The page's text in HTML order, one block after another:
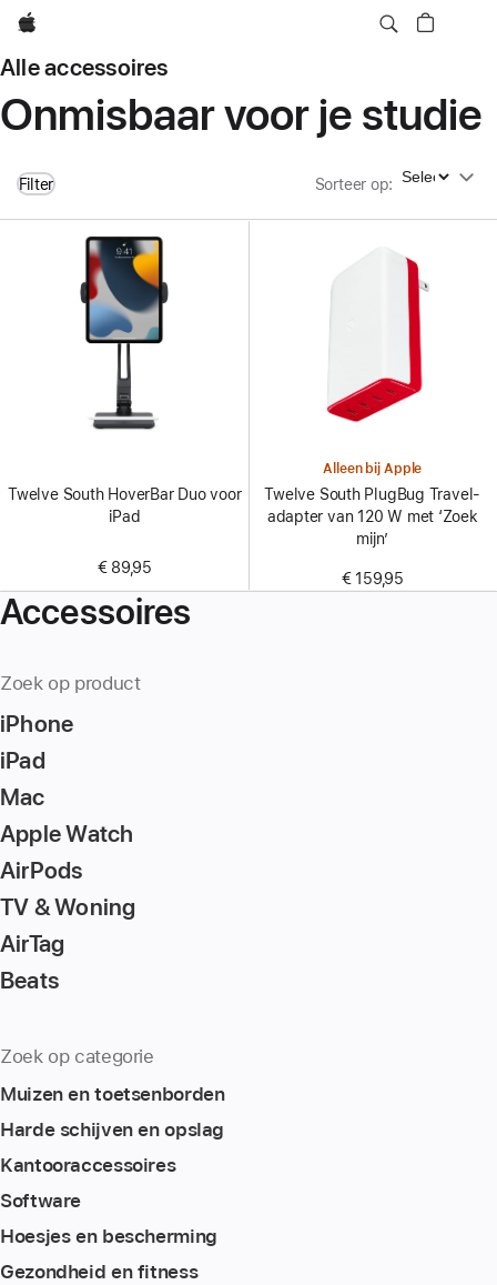
Apple
Alle accessoires
Onmisbaar voor je studie
Filter Sorteer op: Sorteer op
Twelve South HoverBar Duo voor
iPad
€ 89,95
Alleen bij Apple
Twelve South PlugBug Travel-
adapter van 120 W met ‘Zoek
mijn’
€ 159,95
Accessoires
Zoek op product
iPhone
iPad
Mac
Apple Watch
AirPods
TV & Woning
AirTag
Beats
Zoek op categorie
Muizen en toetsenborden
Harde schijven en opslag
Kantoor­accessoires
Software
Hoesjes en bescherming
Gezondheid en fitness